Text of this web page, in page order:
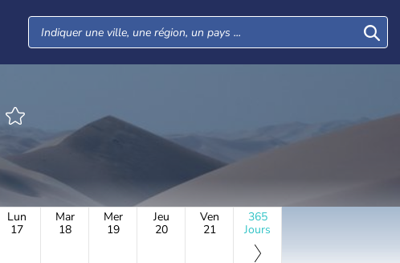
Lun
17
Mar
18
Mer
19
Jeu
20
Ven
21
365
Jours